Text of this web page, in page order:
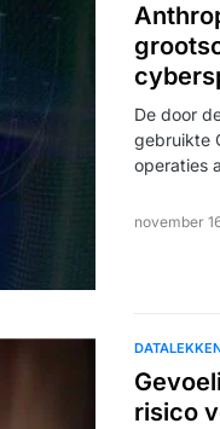
De door
gebruikte
operaties
november
risico